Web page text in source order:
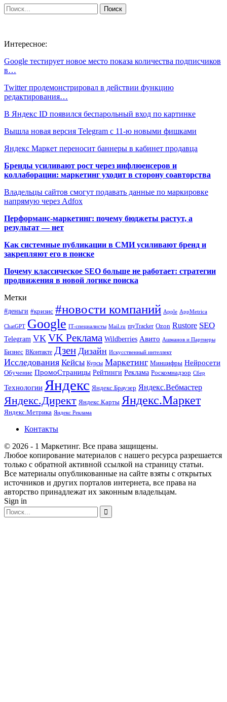
Интересное:
Google тестирует новое место показа количества подписчиков
в…
Twitter продемонстрировал в действии функцию
редактирования…
В Яндекс ID появился беспарольный вход по картинке
Вышла новая версия Telegram c 11-ю новыми фишками
Яндекс Маркет переносит баннеры в кабинет продавца
Бренды усиливают рост через инфлюенсеров и
коллаборации: маркетинг уходит в сторону соавторства
Владельцы сайтов смогут подавать данные по маркировке
напрямую через Adfox
Перформанс-маркетинг: почему бюджеты растут, а
результат — нет
Как системные публикации в СМИ усиливают бренд и
закрепляют его в поиске
Почему классическое SEO больше не работает: стратегии
продвижения в новой логике поиска
Метки
#деньги #кризис #новости компаний Apple AppMetrica
ChatGPT Google IT-специалисты Mail.ru myTracker Ozon Rustore SEO
Telegram VK VK Реклама Wildberries Авито Ашманов и Партнеры
Бизнес ВКонтакте Дзен Дизайн Искусственный интеллект
Исследования Кейсы Курсы Маркетинг Минцифры Нейросети
Обучение ПромоСтраницы Рейтинги Реклама Роскомнадзор Сбер
Технологии Яндекс Яндекс.Браузер Яндекс.Вебмастер
Яндекс.Директ Яндекс.Карты Яндекс.Маркет
Яндекс.Метрика Яндекс Реклама
Контакты
© 2026 - 1 Маркетинг. Все права защищены.
Любое копирование материалов с нашего ресурса разрешается
только с обратной активной ссылкой на страницу статьи.
Все материалы опубликованные на сайте взяты с открытых
источников и других порталов интернета, все права на
авторство принадлежат их законным владельцам.
Sign in